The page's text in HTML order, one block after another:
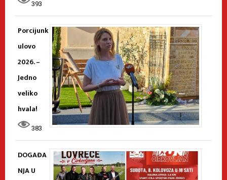
393
Porcijunk
ulovo
2026. –
Jedno
veliko
hvala!
383
DOGAĐA
NJA U